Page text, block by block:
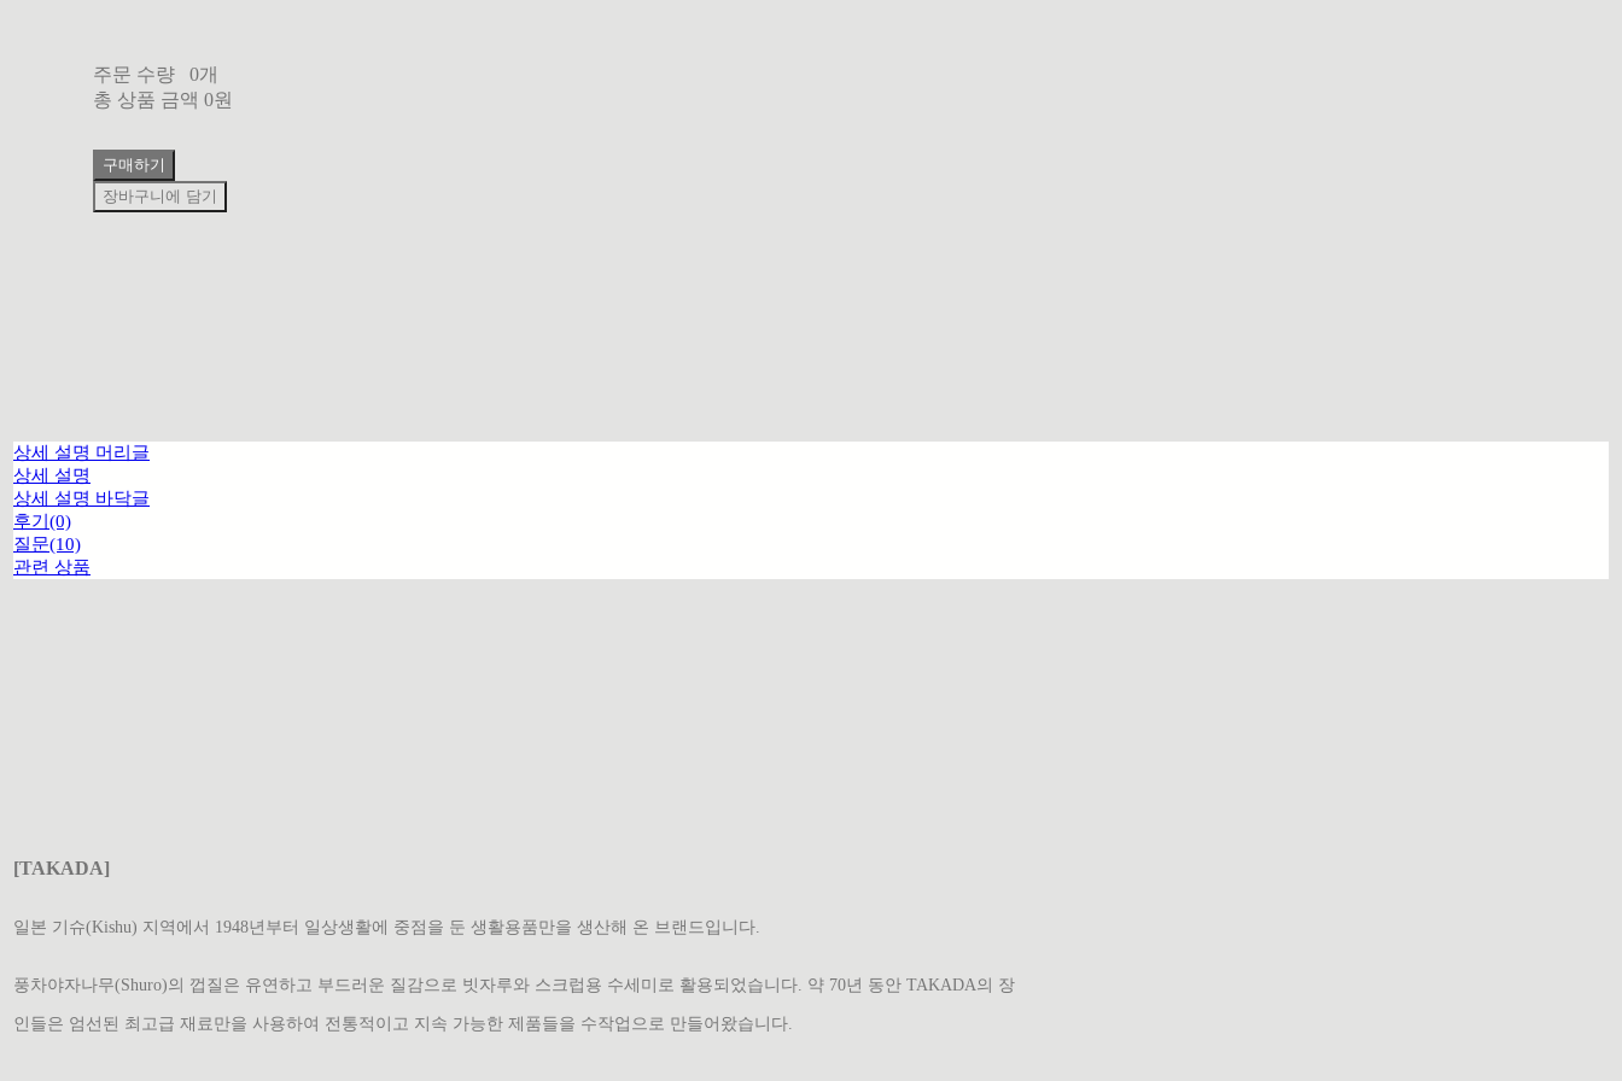
주문 수량
0개
총 상품 금액 0원
구매하기
장바구니에 담기
상세 설명 머리글
상세 설명
상세 설명 바닥글
후기(0)
질문(10)
관련 상품
[TAKADA]
일본 기슈(Kishu) 지역에서 1948년부터 일상생활에 중점을 둔 생활용품만을 생산해 온 브랜드입니다.
풍차야자나무(Shuro)의 껍질은 유연하고 부드러운 질감으로 빗자루와 스크럽용 수세미로 활용되었습니다. 약 70년 동안 TAKADA의 장
인들은 엄선된 최고급 재료만을 사용하여 전통적이고 지속 가능한 제품들을 수작업으로 만들어왔습니다.